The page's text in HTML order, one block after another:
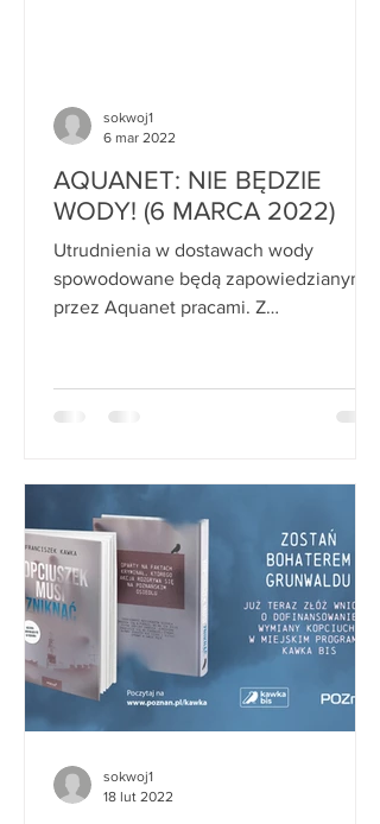
AQUANET: NIE BĘDZIE
WODY! (6 MARCA 2022)
Utrudnienia w dostawach wody
spowodowane będą zapowiedzianymi
przez Aquanet pracami. Z
sokwoj1
6 mar 2022
sokwoj1
18 lut 2022